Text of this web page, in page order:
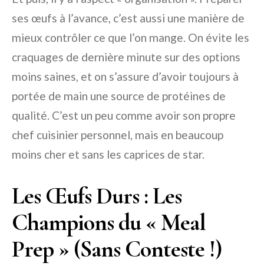
ses œufs à l’avance, c’est aussi une manière de
mieux contrôler ce que l’on mange. On évite les
craquages de dernière minute sur des options
moins saines, et on s’assure d’avoir toujours à
portée de main une source de protéines de
qualité. C’est un peu comme avoir son propre
chef cuisinier personnel, mais en beaucoup
moins cher et sans les caprices de star.
Les Œufs Durs : Les
Champions du « Meal
Prep » (Sans Conteste !)